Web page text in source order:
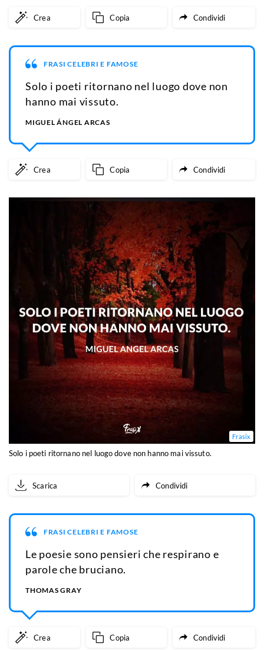
Crea Copia Condividi
FRASI CELEBRI E FAMOSE
Solo i poeti ritornano nel luogo dove non
hanno mai vissuto.
MIGUEL ÁNGEL ARCAS
Crea Copia Condividi
Frasix
Solo i poeti ritornano nel luogo dove non hanno mai vissuto.
Scarica Condividi
FRASI CELEBRI E FAMOSE
Le poesie sono pensieri che respirano e
parole che bruciano.
THOMAS GRAY
Crea Copia Condividi